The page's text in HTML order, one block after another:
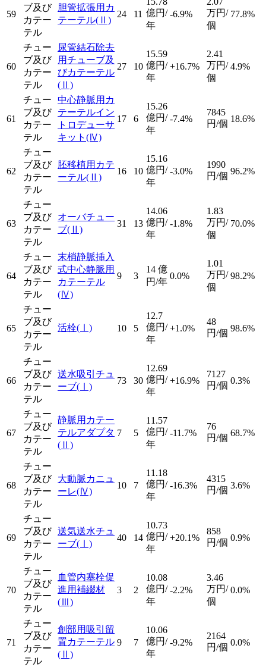
59
ブ及び
カテー
テル
胆管拡張用カ
テーテル(Ⅱ)
24 11 億円/
年
-6.9%
万円/
個
77.8%
60
チュー
ブ及び
カテー
テル
尿管結石除去
用チューブ及
びカテーテル
(Ⅱ)
27 10
15.59
億円/
年
+16.7%
2.41
万円/
個
4.9%
61
チュー
ブ及び
カテー
テル
中心静脈用カ
テーテルイン
トロデューサ
キット (Ⅳ)
17 6
15.26
億円/
年
-7.4%
7845
円/個 18.6%
62
チュー
ブ及び
カテー
テル
胚移植用カテ
ーテル(Ⅱ)
16 10
15.16
億円/
年
-3.0%
1990
円/個 96.2%
63
チュー
ブ及び
カテー
テル
オーバチュー
ブ(Ⅱ)
31 13
14.06
億円/
年
-1.8%
1.83
万円/
個
70.0%
64
チュー
ブ及び
カテー
テル
末梢静脈挿入
式中心静脈用
カテーテル
(Ⅳ)
9 3
14 億
円/年
0.0%
1.01
万円/
個
98.2%
65
チュー
ブ及び
カテー
テル
活栓(Ⅰ) 10 5
12.7
億円/
年
+1.0%
48
円/個 98.6%
66
チュー
ブ及び
カテー
テル
送水吸引チュ
ーブ(Ⅰ)
73 30
12.69
億円/
年
+16.9%
7127
円/個 0.3%
67
チュー
ブ及び
カテー
テル
静脈用カテー
テルアダプタ
(Ⅱ)
7 5
11.57
億円/
年
-11.7%
76
円/個 68.7%
68
チュー
ブ及び
カテー
テル
大動脈カニュ
ーレ(Ⅳ)
10 7
11.18
億円/
年
-16.3%
4315
円/個 3.6%
69
チュー
ブ及び
カテー
テル
送気送水チュ
ーブ(Ⅰ)
40 14
10.73
億円/
年
+20.1%
858
円/個 0.9%
70
チュー
ブ及び
カテー
テル
血管内塞栓促
進用補綴材
(Ⅲ)
3 2
10.08
億円/
年
-2.2%
3.46
万円/
個
0.0%
71
チュー
ブ及び
カテー
テル
創部用吸引留
置カテーテル
(Ⅱ)
9 7
10.06
億円/
年
-9.2%
2164
円/個 0.0%